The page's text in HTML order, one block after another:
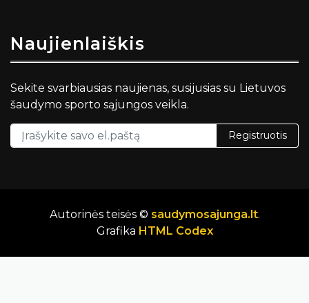
Naujienlaiškis
Sekite svarbiausias naujienas, susijusias su Lietuvos
šaudymo sporto sąjungos veikla.
Registruotis
Autorinės teisės © saudymosajunga.lt.
Grafika HTML Codex